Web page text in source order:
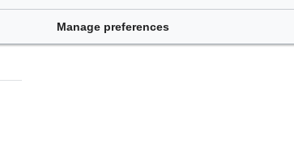
Manage preferences